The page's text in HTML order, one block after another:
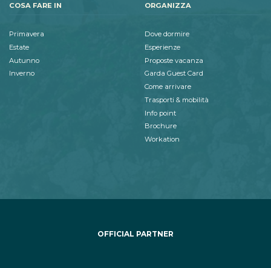
COSA FARE IN
Primavera
Estate
Autunno
Inverno
ORGANIZZA
Dove dormire
Esperienze
Proposte vacanza
Garda Guest Card
Come arrivare
Trasporti & mobilità
Info point
Brochure
Workation
OFFICIAL PARTNER